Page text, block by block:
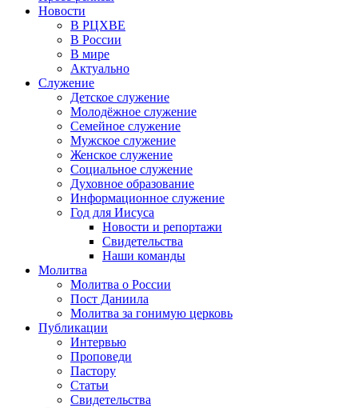
Новости
В РЦХВЕ
В России
В мире
Актуально
Служение
Детское служение
Молодёжное служение
Семейное служение
Мужское служение
Женское служение
Социальное служение
Духовное образование
Информационное служение
Год для Иисуса
Новости и репортажи
Свидетельства
Наши команды
Молитва
Молитва о России
Пост Даниила
Молитва за гонимую церковь
Публикации
Интервью
Проповеди
Пастору
Статьи
Свидетельства